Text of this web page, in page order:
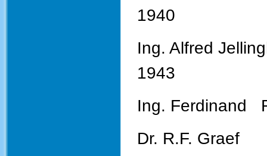
1940
Ing.
1943
Ing.
Dr.